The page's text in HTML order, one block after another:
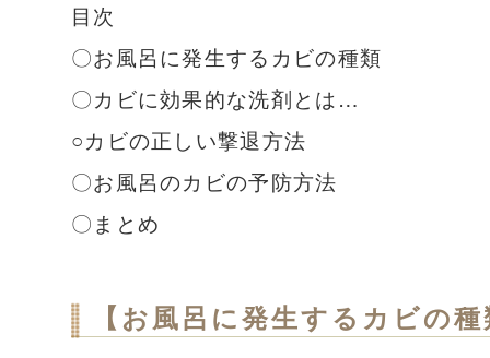
目次
〇お風呂に発生するカビの種類
〇カビに効果的な洗剤とは…
○カビの正しい撃退方法
〇お風呂のカビの予防方法
〇まとめ
【お風呂に発生するカビの